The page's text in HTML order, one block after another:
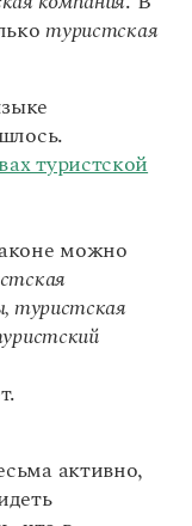
к сложному
можно
туристская
активно,
что в
четырех